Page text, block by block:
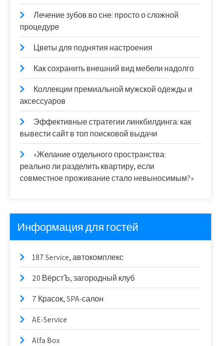
Лечение зубов во сне: просто о сложной
процедуре
Цветы для поднятия настроения
Как сохранить внешний вид мебели надолго
Коллекции премиальной мужской одежды и
аксессуаров
Эффективные стратегии линкбилдинга: как
вывести сайт в топ поисковой выдачи
«Желание отдельного пространства:
реально ли разделить квартиру, если
совместное проживание стало невыносимым?»
Информация для гостей
187 Service, автокомплекс
20 ВёрстЪ, загородный клуб
7 Красок, SPA-салон
AE-Service
Alfa Box